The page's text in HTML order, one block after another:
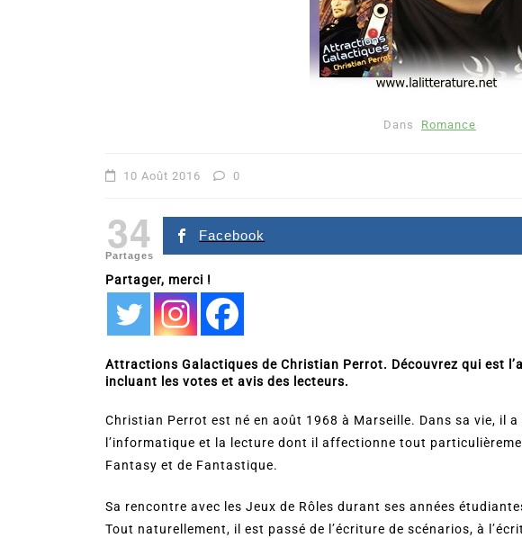
Dans Romance
10 Août 2016 0
34
Partages
Facebook
Partager, merci !
Attractions Galactiques de Christian Perrot. Découvrez qui est
incluant les votes et avis des lecteurs.
Christian Perrot est né en août 1968 à Marseille. Dans sa vie, il
l’informatique et la lecture dont il affectionne tout
Fantasy et de Fantastique.
Sa rencontre avec les Jeux de Rôles durant ses années
Tout naturellement, il est passé de l’écriture de scénarios, à
Romances – l’actualité : été
littérature sentimentale romance